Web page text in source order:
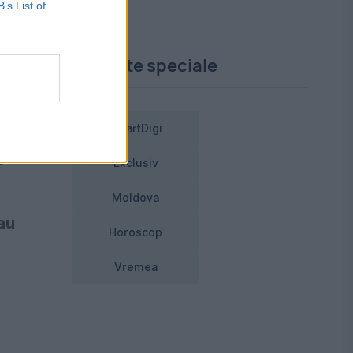
List of
Proiecte speciale
SmartDigi
Exclusiv
Moldova
Horoscop
Vremea